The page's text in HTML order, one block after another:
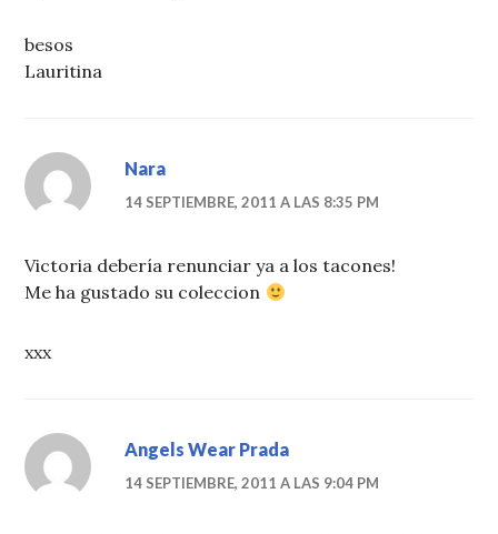
besos
Lauritina
Nara
14 SEPTIEMBRE, 2011 A LAS 8:35 PM
Victoria debería renunciar ya a los tacones!
Me ha gustado su coleccion
xxx
Angels Wear Prada
14 SEPTIEMBRE, 2011 A LAS 9:04 PM